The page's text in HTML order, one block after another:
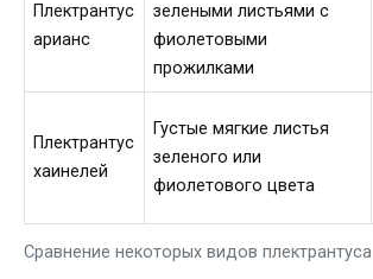
Сравнение некоторых видов плектрантуса
Плектрантус
арианс
зелеными листьями с
фиолетовыми
прожилками
Плектрантус
хаинелей
Густые мягкие листья
зеленого или
фиолетового цвета